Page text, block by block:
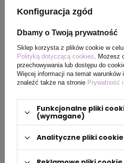
żółty
PAKOWANIE
Wymiary
kartonu
zewnętrznego
38 x 51
23 cm
Waga
kartonu
9 kg,
Konfiguracja zgód
Dbamy o Twoją prywatność
Sklep korzysta z plików cookie w
Polityką dotyczącą cookies. Możesz
przechowywania lub dostępu do
Więcej informacji na temat warunków
znaleźć także na stronie Prywatność
Funkcjonalne pliki
(wymagane)
Analityczne pliki cookie